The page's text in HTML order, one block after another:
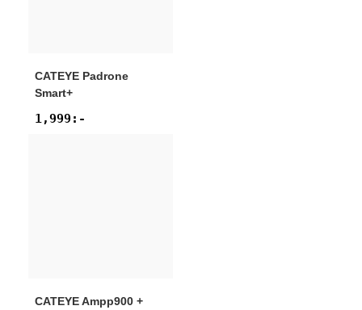
CATEYE Padrone
Smart+
1,999 :-
CATEYEAmpp900 +